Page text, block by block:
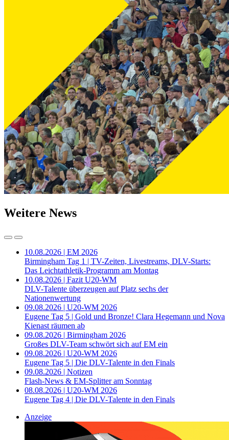
Weitere News
10.08.2026 | EM 2026
Birmingham Tag 1 | TV-Zeiten, Livestreams, DLV-Starts:
Das Leichtathletik-Programm am Montag
10.08.2026 | Fazit U20-WM
DLV-Talente überzeugen auf Platz sechs der
Nationenwertung
09.08.2026 | U20-WM 2026
Eugene Tag 5 | Gold und Bronze! Clara Hegemann und Nova
Kienast räumen ab
09.08.2026 | Birmingham 2026
Großes DLV-Team schwört sich auf EM ein
09.08.2026 | U20-WM 2026
Eugene Tag 5 | Die DLV-Talente in den Finals
09.08.2026 | Notizen
Flash-News & EM-Splitter am Sonntag
08.08.2026 | U20-WM 2026
Eugene Tag 4 | Die DLV-Talente in den Finals
Anzeige